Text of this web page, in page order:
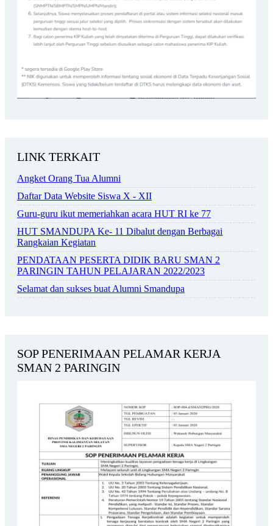
LINK TERKAIT
Angket Orang Tua Alumni
Daftar Data Website Siswa X - XII
Guru-guru ikut memeriahkan acara HUT RI ke 77
HUT SMANDUPA Ke- 11 Dibalut dengan Berbagai
Rangkaian Kegiatan
PENDATAAN PESERTA DIDIK BARU SMAN 2
PARINGIN TAHUN PELAJARAN 2022/2023
Selamat dan sukses buat Alumni Smandupa
SOP PENERIMAAN PELAMAR KERJA
SMAN 2 PARINGIN